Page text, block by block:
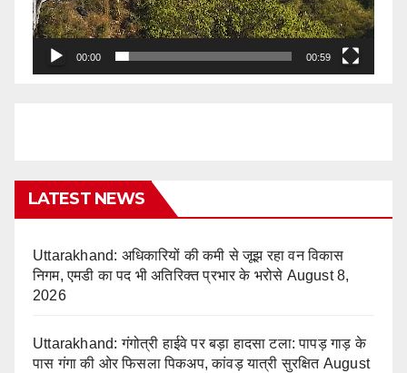
00:00 00:59
LATEST NEWS
Uttarakhand: अधिकारियों की कमी से जूझ रहा वन विकास
निगम, एमडी का पद भी अतिरिक्त प्रभार के भरोसे August 8,
2026
Uttarakhand: गंगोत्री हाईवे पर बड़ा हादसा टला: पापड़ गाड़ के
पास गंगा की ओर फिसला पिकअप, कांवड़ यात्री सुरक्षित August